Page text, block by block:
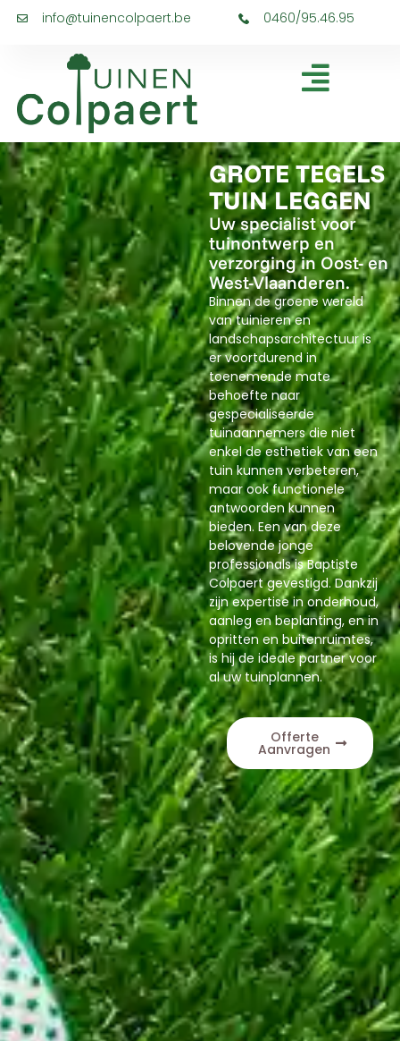
info@tuinencolpaert.be 0460/95.46.95
GROTE TEGELS
TUIN LEGGEN
Uw specialist voor
tuinontwerp en
verzorging in Oost- en
West-Vlaanderen.
Binnen de groene wereld
van tuinieren en
landschapsarchitectuur is
er voortdurend in
toenemende mate
behoefte naar
gespecialiseerde
tuinaannemers die niet
enkel de esthetiek van een
tuin kunnen verbeteren,
maar ook functionele
antwoorden kunnen
bieden. Een van deze
belovende jonge
professionals is Baptiste
Colpaert gevestigd. Dankzij
zijn expertise in onderhoud,
aanleg en beplanting, en in
opritten en buitenruimtes,
is hij de ideale partner voor
al uw tuinplannen.
Offerte
Aanvragen